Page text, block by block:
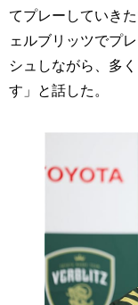
てプレーしていき
ェルブリッツでプ
シュしながら、多
す」と話した。